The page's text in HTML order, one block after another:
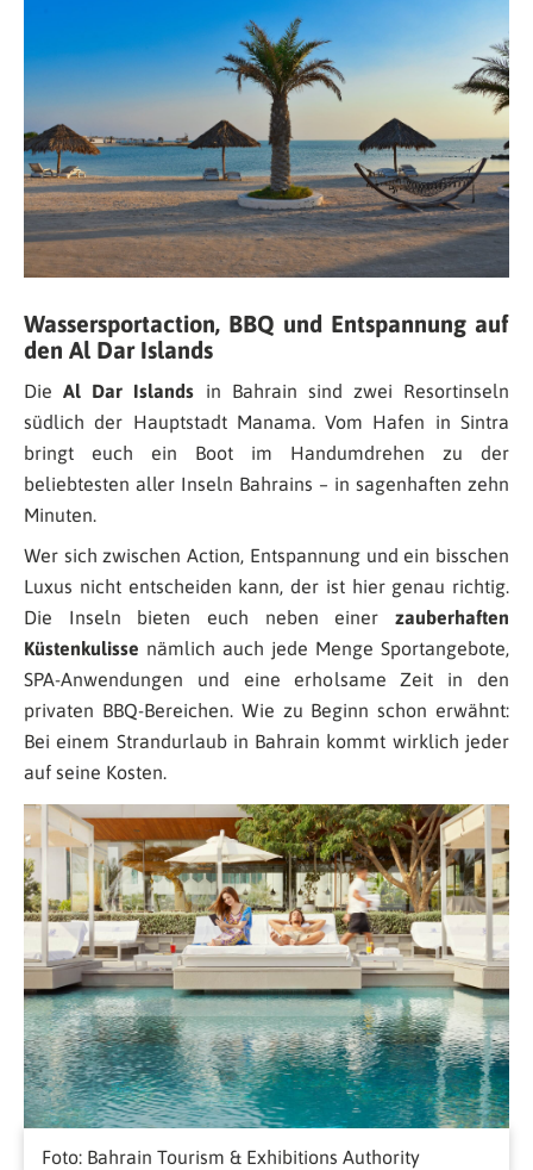
Wassersportaction, BBQ und Entspannung auf
den Al Dar Islands
DieAl Dar Islands in Bahrain sind zwei Resortinseln
südlich der Hauptstadt Manama. Vom Hafen in Sintra
bringt euch ein Boot im Handumdrehen zu der
beliebtesten aller Inseln Bahrains – in sagenhaften zehn
Minuten.
Wer sich zwischen Action, Entspannung und ein bisschen
Luxus nicht entscheiden kann, der ist hier genau richtig.
Die Inseln bieten euch neben einer zauberhaften
Küstenkulisse nämlich auch jede Menge Sportangebote,
SPA-Anwendungen und eine erholsame Zeit in den
privaten BBQ-Bereichen. Wie zu Beginn schon erwähnt:
Bei einem Strandurlaub in Bahrain kommt wirklich jeder
auf seine Kosten.
Foto: Bahrain Tourism & Exhibitions Authority